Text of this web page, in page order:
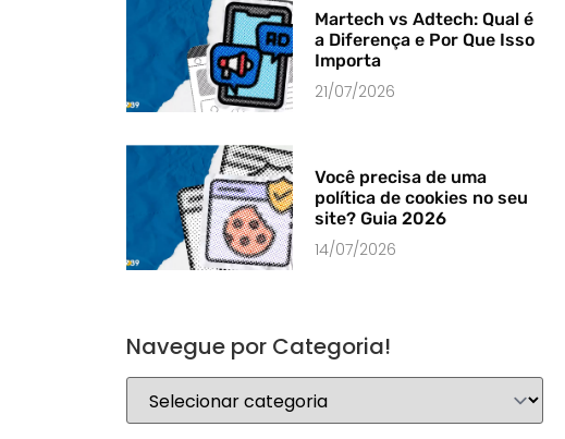
Martech vs Adtech: Qual é
a Diferença e Por Que Isso
Importa
21/07/2026
Você precisa de uma
política de cookies no seu
site? Guia 2026
14/07/2026
Navegue por Categoria!